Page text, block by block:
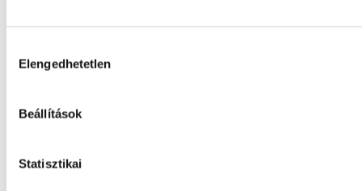
kiválasztása
Elengedhetetlen
Beállítások
Statisztikai